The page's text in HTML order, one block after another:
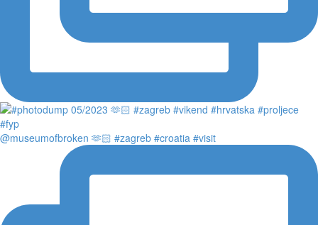
@museumofbroken 🫶🏻 #zagreb #croatia #visit